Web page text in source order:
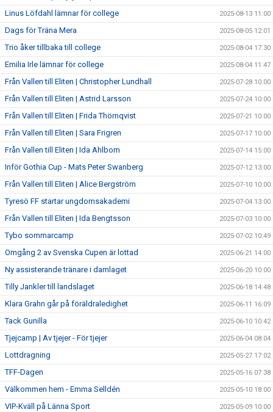
Linus Löfdahl lämnar för college 2025-08-13 11:00
Dags för Träna Mera 2025-08-05 12:01
Trio åker tillbaka till college 2025-08-04 17:30
Emilia Irle lämnar för college 2025-08-04 11:47
Från Vallen till Eliten | Christopher Lundhall 2025-07-28 10:00
Från Vallen till Eliten | Astrid Larsson 2025-07-24 10:00
Från Vallen till Eliten | Frida Thörnqvist 2025-07-21 10:00
Från Vallen till Eliten | Sara Frigren 2025-07-17 10:00
Från Vallen till Eliten | Ida Ahlbom 2025-07-14 15:00
Inför Gothia Cup - Mats Peter Swanberg 2025-07-12 13:00
Från Vallen till Eliten | Alice Bergström 2025-07-10 10:00
Tyresö FF startar ungdomsakademi 2025-07-04 13:00
Från Vallen till Eliten | Ida Bengtsson 2025-07-03 10:00
Tybo sommarcamp 2025-07-02 10:49
Omgång 2 av Svenska Cupen är lottad 2025-06-21 14:00
Ny assisterande tränare i damlaget 2025-06-20 10:00
Tilly Jankler till landslaget 2025-06-18 14:48
Klara Grahn går på föräldraledighet 2025-06-11 16:09
Tack Gunilla 2025-06-10 10:42
Tjejcamp | Av tjejer - För tjejer 2025-06-04 08:04
Lottdragning 2025-05-27 17:02
TFF-Dagen 2025-05-16 07:38
Välkommen hem - Emma Selldén 2025-05-10 18:00
VIP-Kväll på Länna Sport 2025-05-09 10:00